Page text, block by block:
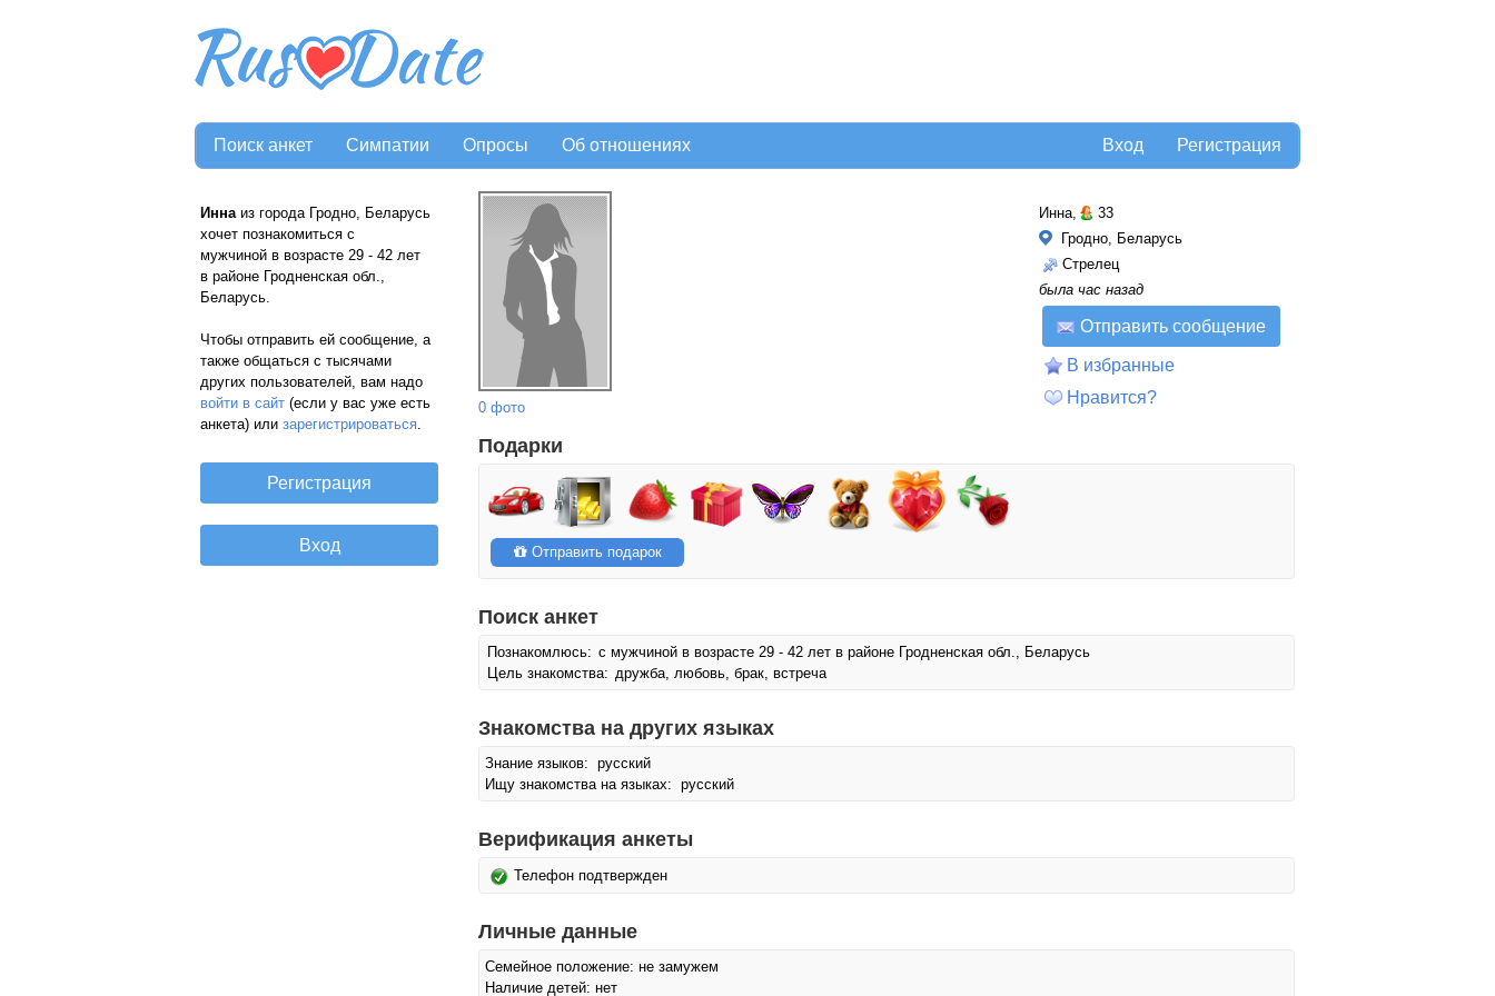
Поиск анкет Симпатии Опросы Об отношениях Регистрация
Вход
Иннаиз города Гродно, Беларусь
хочет познакомиться с
мужчиной в возрасте 29 - 42 лет
в районе Гродненская обл.,
Беларусь.
Чтобы отправить ей сообщение, а
также общаться с тысячами
других пользователей, вам надо
войти в сайт (если у вас уже есть
анкета) или зарегистрироваться.
0 фото
Инна,
33
Гродно, Беларусь
Стрелец
была час назад
Отправить сообщение
В избранные
Нравится?
Подарки
Отправить подарок
Поиск анкет
Познакомлюсь: с мужчиной в возрасте 29 - 42 лет в районе Гродненская обл., Беларусь
Цель знакомства: дружба, любовь, брак, встреча
Знакомства на других языках
Знание языков: русский
Ищу знакомства на языках: русский
Верификация анкеты
Телефон подтвержден
Личные данные
Семейное положение: не замужем
Наличие детей: нет